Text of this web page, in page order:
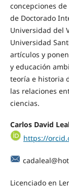
concepciones
de Doctorado
Universidad del
Universidad
artículos y
y educación
teoría e historia
las relaciones
ciencias.
Carlos David
https://
Licenciado en